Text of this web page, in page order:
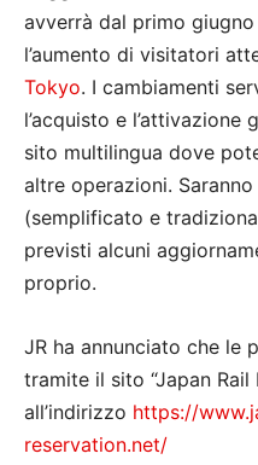
avverrà dal primo
l’aumento di visitatori
Tokyo. I cambiamenti
l’acquisto e l’attivazione
sito multilingua dove
altre operazioni.
(semplificato e
previsti alcuni
proprio.
JR ha annunciato che le
tramite il sito “Japan Rail
all’indirizzo https://
reservation.net/